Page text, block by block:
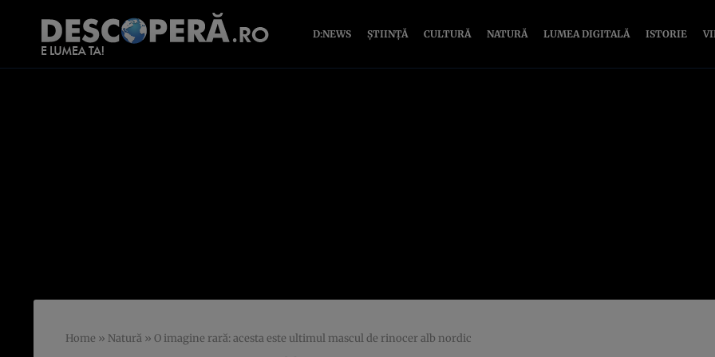
D:NEWS ȘTIINȚĂ CULTURĂ NATURĂ LUMEA DIGITALĂ ISTORIE
Home » Natură » O imagine rară: acesta este ultimul mascul de rinocer alb nordic